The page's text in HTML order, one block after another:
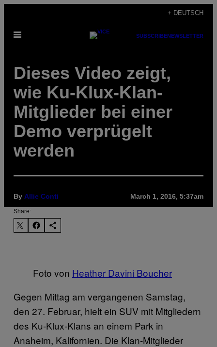
content
+ DEUTSCH
Open
SUBSCRIBENEWSLETTER
Dieses Video zeigt,
wie Ku-Klux-Klan-
Mitglieder bei einer
Demo verprügelt
werden
By Allie Conti March 1, 2016, 5:37am
Share:
Foto von Heather Davini Boucher
Gegen Mittag am vergangenen Samstag,
den 27. Februar, hielt ein SUV mit Mitgliedern
des Ku-Klux-Klans an einem Park in
Anaheim, Kalifornien. Die Klan-Mitglieder